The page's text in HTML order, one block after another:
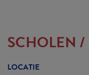
SCHOLEN /
LOCATIE